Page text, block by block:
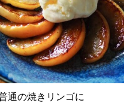
通の焼きリンゴに